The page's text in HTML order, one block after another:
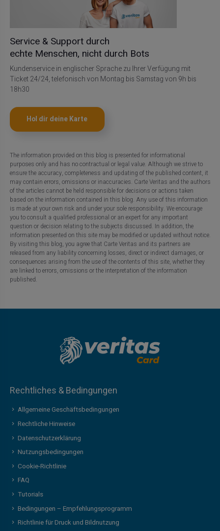
Service & Support durch
echte Menschen, nicht durch Bots
Kundenservice in englischer Sprache zu Ihrer Verfügung mit
Ticket 24/24, telefonisch von Montag bis Samstag von 9h bis
18h30
Hol dir deine Karte
The information provided on this blog is presented for informational
purposes only and has no contractual or legal value. Although we strive to
ensure the accuracy, completeness and updating of the published content, it
may contain errors, omissions or inaccuracies. Carte Veritas and the authors
of the articles cannot be held responsible for decisions or actions taken
based on the information contained in this blog. Any use of this information
is made at your own risk and under your sole responsibility. We encourage
you to consult a qualified professional or an expert for any important
question or decision relating to the subjects discussed. In addition, the
information presented on this site may be modified or updated without notice.
By visiting this blog, you agree that Carte Veritas and its partners are
released from any liability concerning losses, direct or indirect damages, or
consequences arising from the use of the contents of this site, whether they
are linked to errors, omissions or the interpretation of the information
published.
Rechtliches & Bedingungen
Allgemeine Geschäftsbedingungen
Rechtliche Hinweise
Datenschutzerklärung
Nutzungsbedingungen
Cookie-Richtlinie
FAQ
Tutorials
Bedingungen – Empfehlungsprogramm
Richtlinie für Druck und Bildnutzung